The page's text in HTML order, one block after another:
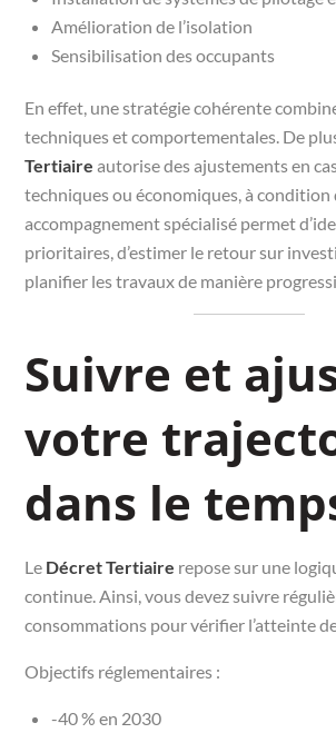
Amélioration de l’isolation
Sensibilisation des occupants
En effet, une stratégie cohérente
techniques et comportementales. De
Tertiaire autorise des ajustements en
techniques ou économiques, à condition
accompagnement spécialisé permet
prioritaires, d’estimer le retour sur
planifier les travaux de manière
Suivre et
votre
dans le
Le Décret Tertiaire repose sur une
continue. Ainsi, vous devez suivre
consommations pour vérifier l’atteinte
Objectifs réglementaires :
-40 % en 2030